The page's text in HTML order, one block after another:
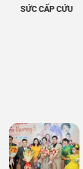
SỨC CẤP CỨU